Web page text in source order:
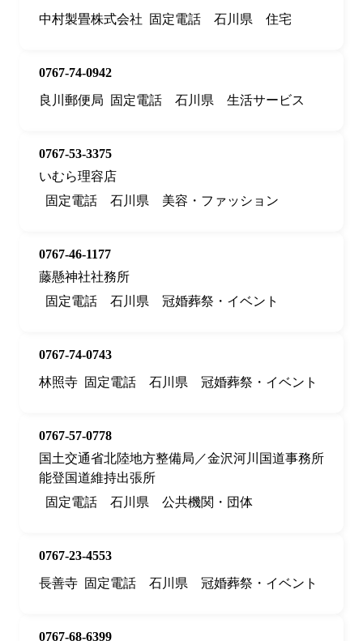
中村製畳株式会社
固定電話 石川県 住宅
0767-74-0942
良川郵便局
固定電話 石川県 生活サービス
0767-53-3375
いむら理容店
固定電話
石川県 美容・ファッション
0767-46-1177
藤懸神社社務所
固定電話
石川県 冠婚葬祭・イベント
0767-74-0743
林照寺 固定電話 石川県 冠婚葬祭・イベント
0767-57-0778
国土交通省北陸地方整備局／金沢河川国道事務所
能登国道維持出張所
固定電話
石川県 公共機関・団体
0767-23-4553
長善寺 固定電話 石川県 冠婚葬祭・イベント
0767-68-6399